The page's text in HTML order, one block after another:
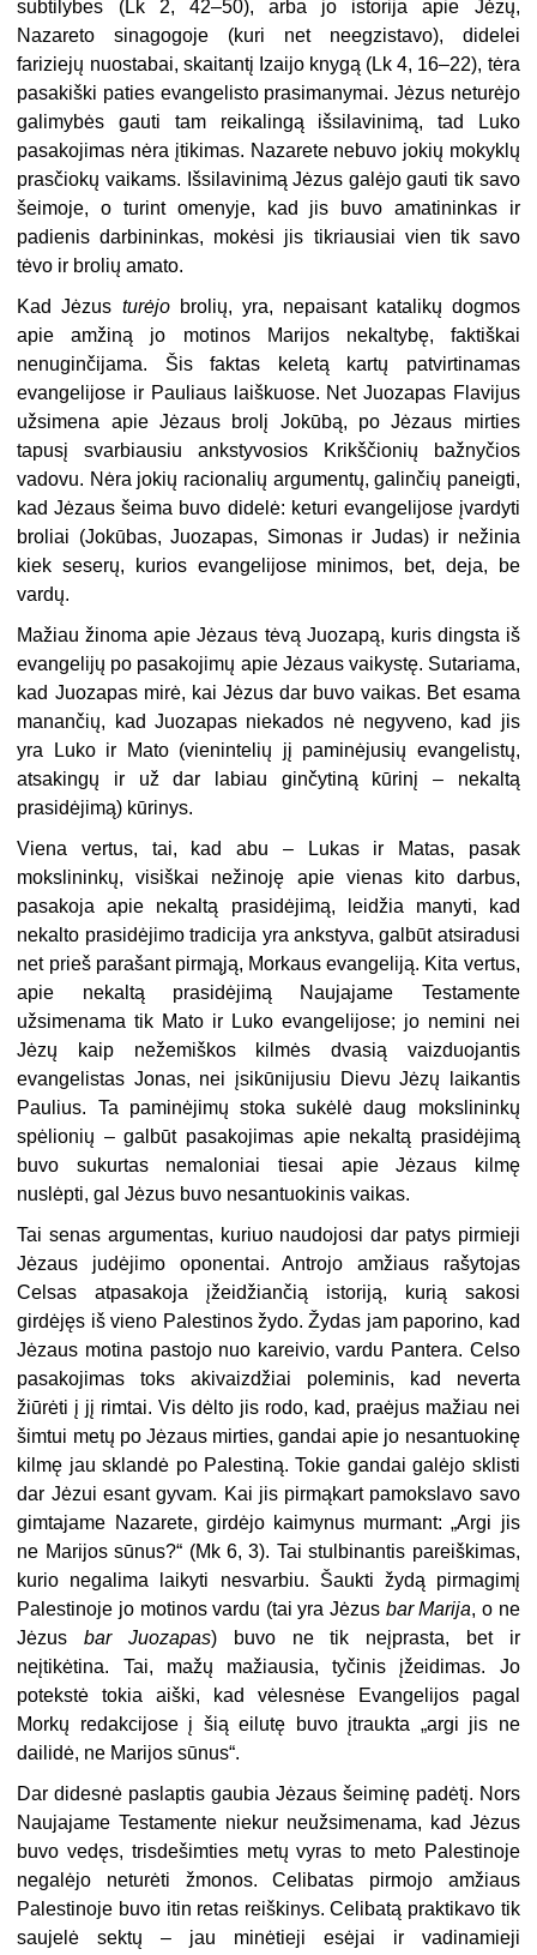
subtilybes (Lk 2, 42–50), arba jo istorija apie Jėzų,
Nazareto sinagogoje (kuri net neegzistavo), didelei
fariziejų nuostabai, skaitantį Izaijo knygą (Lk 4, 16–22), tėra
pasakiški paties evangelisto prasimanymai. Jėzus neturėjo
galimybės gauti tam reikalingą išsilavinimą, tad Luko
pasakojimas nėra įtikimas. Nazarete nebuvo jokių mokyklų
prasčiokų vaikams. Išsilavinimą Jėzus galėjo gauti tik savo
šeimoje, o turint omenyje, kad jis buvo amatininkas ir
padienis darbininkas, mokėsi jis tikriausiai vien tik savo
tėvo ir brolių amato.
Kad Jėzus turėjobrolių, yra, nepaisant katalikų dogmos
apie amžiną jo motinos Marijos nekaltybę, faktiškai
nenuginčijama. Šis faktas keletą kartų patvirtinamas
evangelijose ir Pauliaus laiškuose. Net Juozapas Flavijus
užsimena apie Jėzaus brolį Jokūbą, po Jėzaus mirties
tapusį svarbiausiu ankstyvosios Krikščionių bažnyčios
vadovu. Nėra jokių racionalių argumentų, galinčių paneigti,
kad Jėzaus šeima buvo didelė: keturi evangelijose įvardyti
broliai (Jokūbas, Juozapas, Simonas ir Judas) ir nežinia
kiek seserų, kurios evangelijose minimos, bet, deja, be
vardų.
Mažiau žinoma apie Jėzaus tėvą Juozapą, kuris dingsta iš
evangelijų po pasakojimų apie Jėzaus vaikystę. Sutariama,
kad Juozapas mirė, kai Jėzus dar buvo vaikas. Bet esama
manančių, kad Juozapas niekados nė negyveno, kad jis
yra Luko ir Mato (vienintelių jį paminėjusių evangelistų,
atsakingų ir už dar labiau ginčytiną kūrinį – nekaltą
prasidėjimą) kūrinys.
Viena vertus, tai, kad abu – Lukas ir Matas, pasak
mokslininkų, visiškai nežinoję apie vienas kito darbus,
pasakoja apie nekaltą prasidėjimą, leidžia manyti, kad
nekalto prasidėjimo tradicija yra ankstyva, galbūt atsiradusi
net prieš parašant pirmąją, Morkaus evangeliją. Kita vertus,
apie nekaltą prasidėjimą Naujajame Testamente
užsimenama tik Mato ir Luko evangelijose; jo nemini nei
Jėzų kaip nežemiškos kilmės dvasią vaizduojantis
evangelistas Jonas, nei įsikūnijusiu Dievu Jėzų laikantis
Paulius. Ta paminėjimų stoka sukėlė daug mokslininkų
spėlionių – galbūt pasakojimas apie nekaltą prasidėjimą
buvo sukurtas nemaloniai tiesai apie Jėzaus kilmę
nuslėpti, gal Jėzus buvo nesantuokinis vaikas.
Tai senas argumentas, kuriuo naudojosi dar patys pirmieji
Jėzaus judėjimo oponentai. Antrojo amžiaus rašytojas
Celsas atpasakoja įžeidžiančią istoriją, kurią sakosi
girdėjęs iš vieno Palestinos žydo. Žydas jam paporino, kad
Jėzaus motina pastojo nuo kareivio, vardu Pantera. Celso
pasakojimas toks akivaizdžiai poleminis, kad neverta
žiūrėti į jį rimtai. Vis dėlto jis rodo, kad, praėjus mažiau nei
šimtui metų po Jėzaus mirties, gandai apie jo nesantuokinę
kilmę jau sklandė po Palestiną. Tokie gandai galėjo sklisti
dar Jėzui esant gyvam. Kai jis pirmąkart pamokslavo savo
gimtajame Nazarete, girdėjo kaimynus murmant: „Argi jis
ne Marijos sūnus?“ (Mk 6, 3). Tai stulbinantis pareiškimas,
kurio negalima laikyti nesvarbiu. Šaukti žydą pirmagimį
Palestinoje jo motinos vardu (tai yra Jėzus bar Marija, o ne
Jėzusbar Juozapas) buvo ne tik neįprasta, bet ir
neįtikėtina. Tai, mažų mažiausia, tyčinis įžeidimas. Jo
potekstė tokia aiški, kad vėlesnėse Evangelijos pagal
Morkų redakcijose į šią eilutę buvo įtraukta „argi jis ne
dailidė, ne Marijos sūnus“.
Dar didesnė paslaptis gaubia Jėzaus šeiminę padėtį. Nors
Naujajame Testamente niekur neužsimenama, kad Jėzus
buvo vedęs, trisdešimties metų vyras to meto Palestinoje
negalėjo neturėti žmonos. Celibatas pirmojo amžiaus
Palestinoje buvo itin retas reiškinys. Celibatą praktikavo tik
saujelė sektų – jau minėtieji esėjai ir vadinamieji